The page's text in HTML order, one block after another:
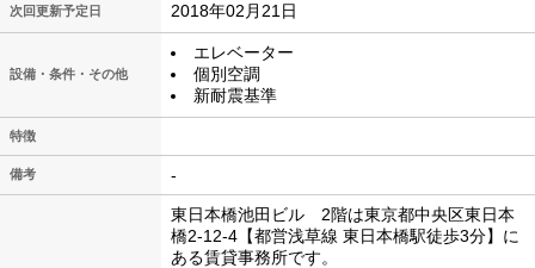
次回更新予定日 2018年02月21日
設備・条件・その他
エレベーター
個別空調
新耐震基準
特徴
備考 -
東日本橋池田ビル 2階は東京都中央区東日本
橋2-12-4【都営浅草線 東日本橋駅徒歩3分】に
ある賃貸事務所です。